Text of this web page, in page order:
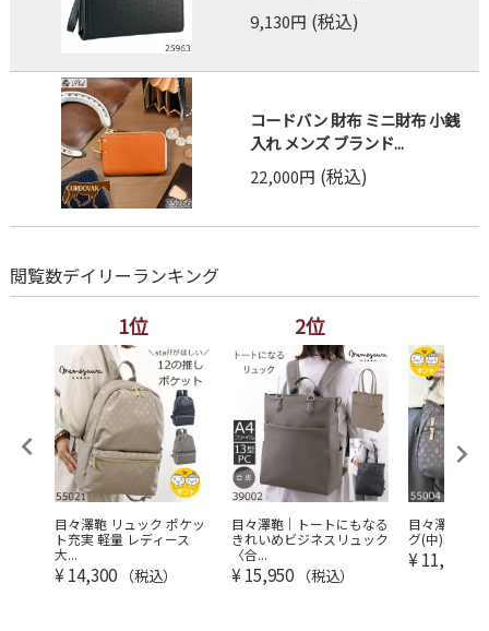
9,130円 (税込)
コードバン 財布 ミニ財布 小銭
入れ メンズ ブランド...
22,000円 (税込)
閲覧数デイリーランキング
1位
目々澤鞄 リュック ポケッ
ト充実 軽量 レディース
大...
¥ 14,300 （税込）
2位
目々澤鞄｜トートにもなる
きれいめビジネスリュック
〈合...
¥ 15,950 （税込）
目々澤鞄 シ
グ(中)軽量
¥ 11,550